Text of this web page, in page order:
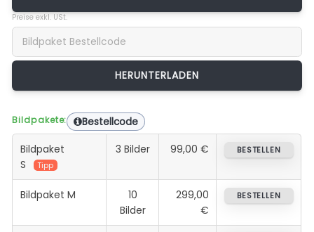
Preise exkl. USt.
Bildpakete: Bestellcode
Bildpaket
S
Tipp
3 Bilder 99,00 € BESTELLEN
Bildpaket M
10
Bilder
299,00
€
BESTELLEN